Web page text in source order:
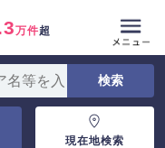
万件超
現在地検索